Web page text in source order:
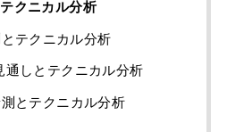
クニカル分析
テクニカル分析
通しとテクニカル分析
とテクニカル分析